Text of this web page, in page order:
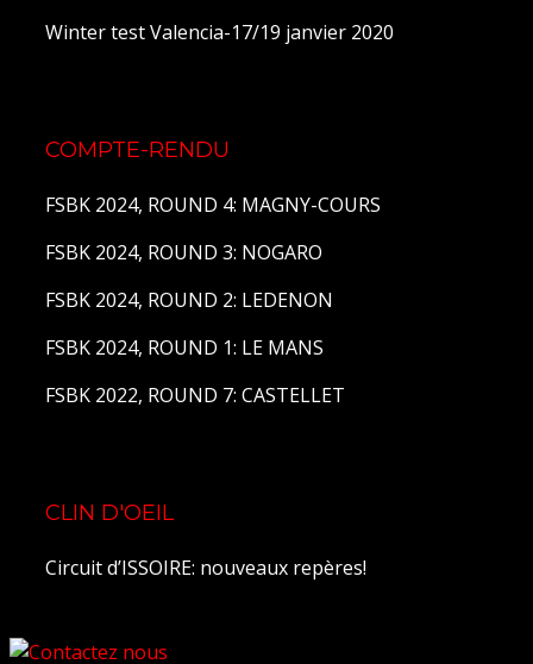
Winter test Valencia-17/19 janvier 2020
COMPTE-RENDU
FSBK 2024, ROUND 4: MAGNY-COURS
FSBK 2024, ROUND 3: NOGARO
FSBK 2024, ROUND 2: LEDENON
FSBK 2024, ROUND 1: LE MANS
FSBK 2022, ROUND 7: CASTELLET
CLIN D'OEIL
Circuit d’ISSOIRE: nouveaux repères!